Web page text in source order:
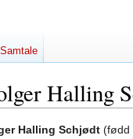
Halling
Halling Schjødt (fødd
Samtale